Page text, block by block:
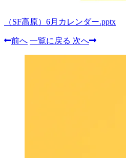
（SF高原）6月カレンダー.pptx
前へ 一覧に戻る 次へ